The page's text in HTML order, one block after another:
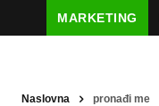
MARKETING
Naslovna pronađi me